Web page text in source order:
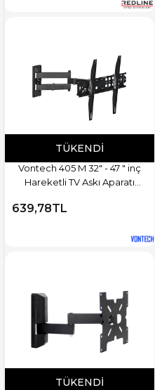
TÜKENDI
Vontech 405 M 32" - 47 " inç
Hareketli TV Askı Aparatı
639,78TL
TÜKENDI